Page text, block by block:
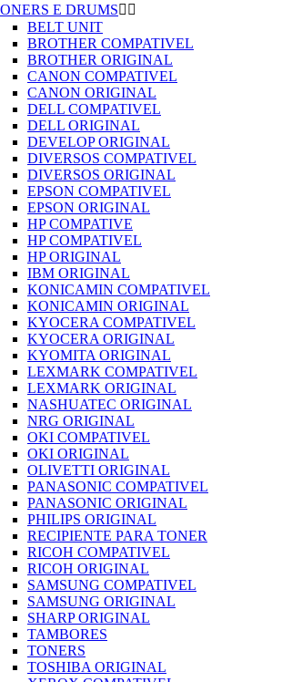
E DRUMS 
BELT UNIT
BROTHER COMPATIVEL
BROTHER ORIGINAL
CANON COMPATIVEL
CANON ORIGINAL
DELL COMPATIVEL
DELL ORIGINAL
DEVELOP ORIGINAL
DIVERSOS COMPATIVEL
DIVERSOS ORIGINAL
EPSON COMPATIVEL
EPSON ORIGINAL
HP COMPATIVE
HP COMPATIVEL
HP ORIGINAL
IBM ORIGINAL
KONICAMIN COMPATIVEL
KONICAMIN ORIGINAL
KYOCERA COMPATIVEL
KYOCERA ORIGINAL
KYOMITA ORIGINAL
LEXMARK COMPATIVEL
LEXMARK ORIGINAL
NASHUATEC ORIGINAL
NRG ORIGINAL
OKI COMPATIVEL
OKI ORIGINAL
OLIVETTI ORIGINAL
PANASONIC COMPATIVEL
PANASONIC ORIGINAL
PHILIPS ORIGINAL
RECIPIENTE PARA TONER
RICOH COMPATIVEL
RICOH ORIGINAL
SAMSUNG COMPATIVEL
SAMSUNG ORIGINAL
SHARP ORIGINAL
TAMBORES
TONERS
TOSHIBA ORIGINAL